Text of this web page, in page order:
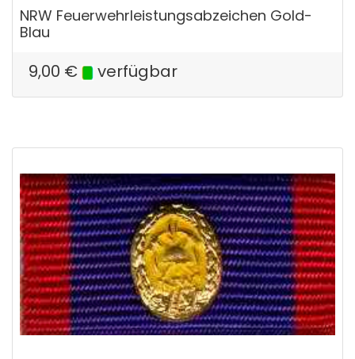
NRW Feuerwehrleistungsabzeichen Gold-
Blau
9,00 € verfügbar